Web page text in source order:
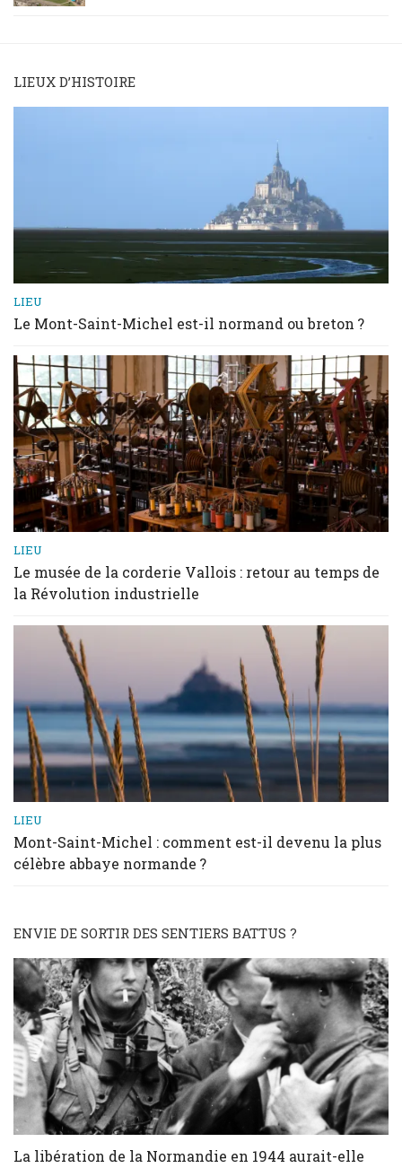
LIEUX D’HISTOIRE
LIEU
Le Mont-Saint-Michel est-il normand ou breton ?
LIEU
Le musée de la corderie Vallois : retour au temps de
la Révolution industrielle
LIEU
Mont-Saint-Michel : comment est-il devenu la plus
célèbre abbaye normande ?
ENVIE DE SORTIR DES SENTIERS BATTUS ?
La libération de la Normandie en 1944 aurait-elle